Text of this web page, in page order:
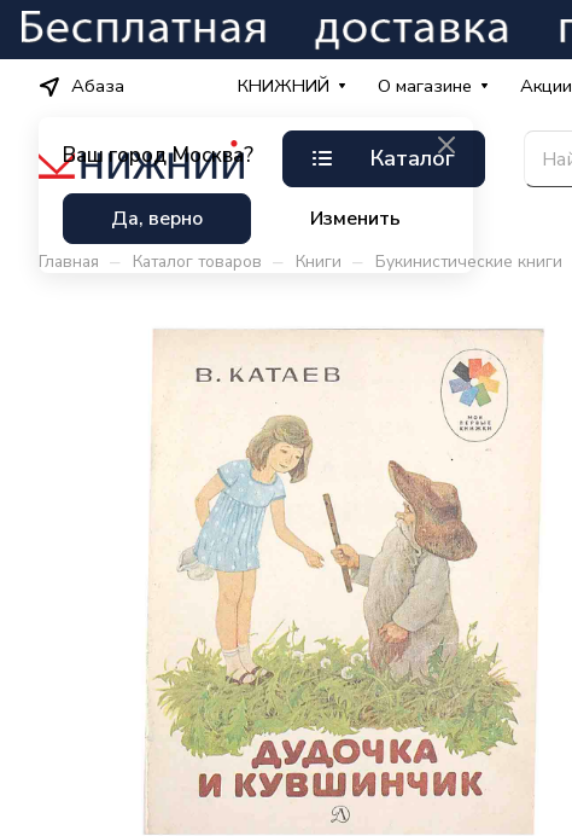
Абаза
Ваш город Москва?
Да, верно Изменить
КНИЖНИЙ О магазине Акции
Каталог
Главная – Каталог товаров – Книги – Букинистические книги